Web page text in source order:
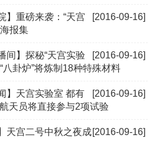
[2016-09-16]
】重磅来袭：“天宫
报集
[2016-09-16]
间】探秘“天宫实验
八卦炉”将炼制18种特殊材料
[2016-09-16]
】天宫实验室 都有
天员将直接参与2项试验
[2016-09-16]
天宫二号中秋之夜成